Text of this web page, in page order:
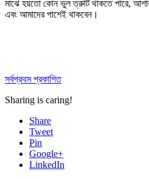
মাঝে হয়তো কোন ভুল ত্রুটি থাকতে পারে,
এবং আমাদের পাশেই থাকবেন।
সর্বপ্রথম প্রকাশিত
Sharing is caring!
Share
Tweet
Pin
Google+
LinkedIn